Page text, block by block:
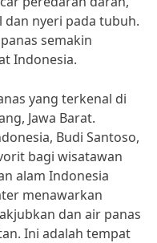
dan nyeri pada tubuh.
semakin
Indonesia.
yang terkenal di
Jawa Barat.
Budi Santoso,
bagi wisatawan
alam Indonesia
menawarkan
dan air panas
Ini adalah tempat